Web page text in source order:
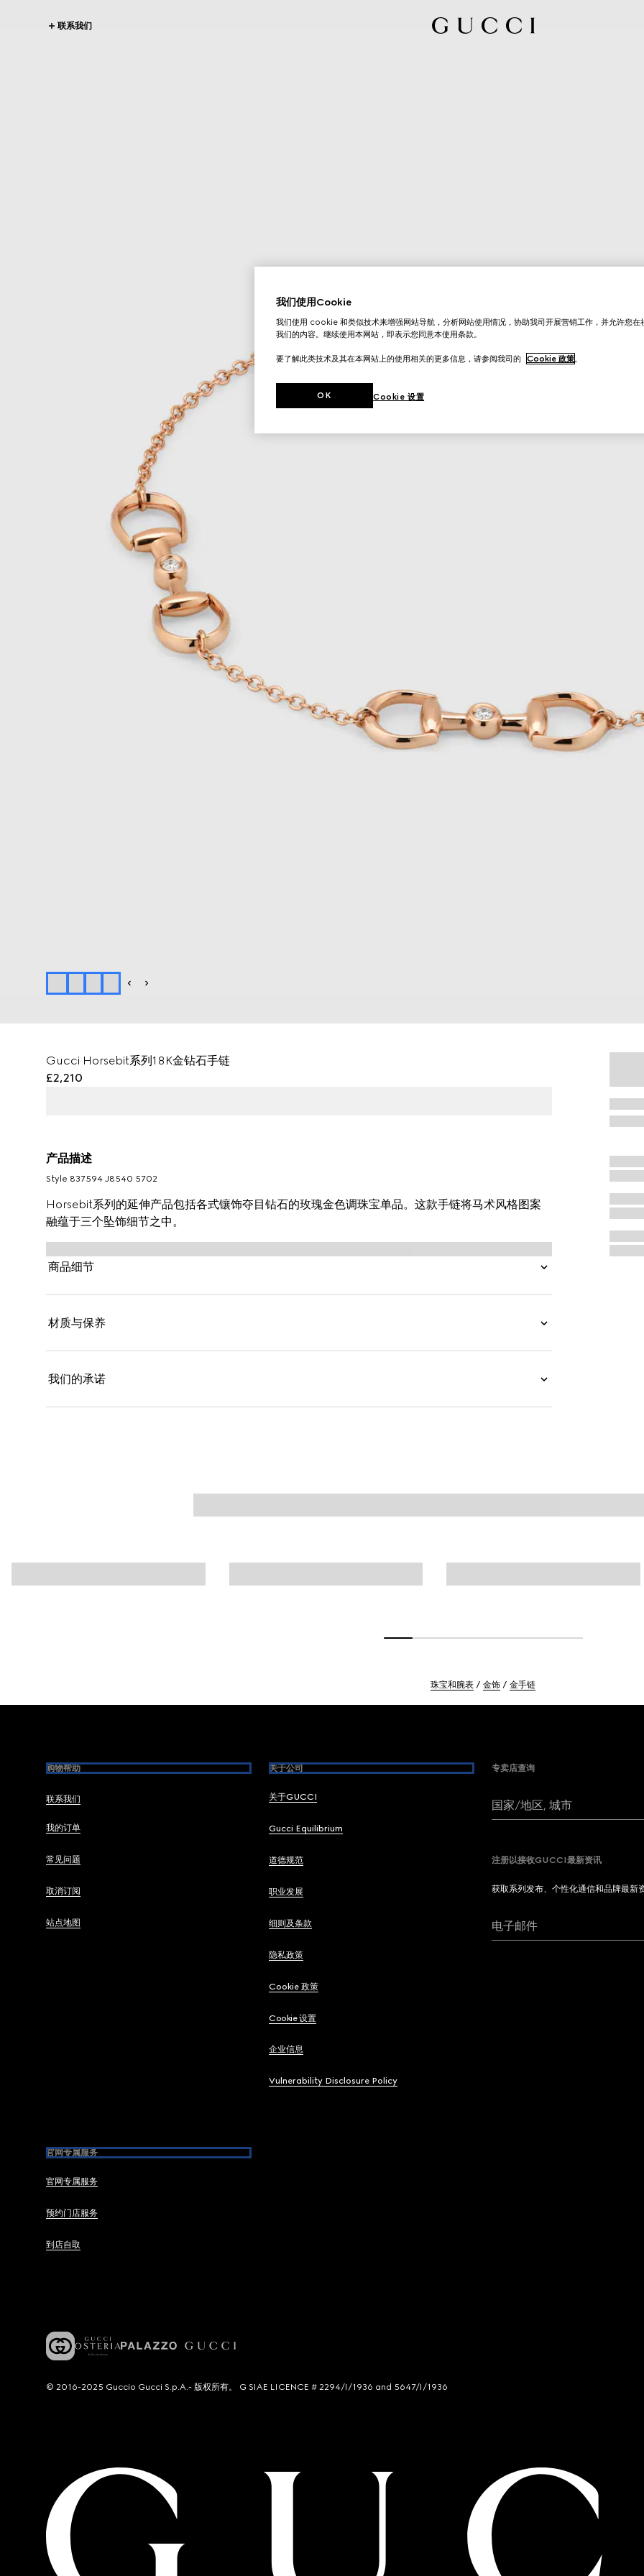
联系我们
Gucci Horsebit系列18K金钻石手链
£2,210
产品描述
Style ‎837594 J8540 5702
Horsebit系列的延伸产品包括各式镶饰夺目钻石的玫瑰金色调珠宝单品。这款手链将马术风格图案
融蕴于三个坠饰细节之中。
商品细节
材质与保养
我们的承诺
珠宝和腕表 金饰 金手链
购物帮助
联系我们
我的订单
常见问题
取消订阅
站点地图
关于公司
关于GUCCI
Gucci Equilibrium
道德规范
职业发展
细则及条款
隐私政策
Cookie 政策
Cookie 设置
企业信息
Vulnerability Disclosure Policy
官网专属服务
官网专属服务
预约门店服务
到店自取
专卖店查询
国家/地区, 城市
注册以接收GUCCI最新资讯
获取系列发布、个性化通信和品牌最新
电子邮件
© 2016-2025 Guccio Gucci S.p.A.- 版权所有。 G SIAE LICENCE # 2294/I/1936 and 5647/I/1936
我们使用Cookie
我们使用 cookie 和类似技术来增强网站导航，分析网站使用情况，协助我司开展营销工作，并允许您在
我们的内容。继续使用本网站，即表示您同意本使用条款。
要了解此类技术及其在本网站上的使用相关的更多信息，请参阅我司的 Cookie 政策。
Cookie 设置
OK